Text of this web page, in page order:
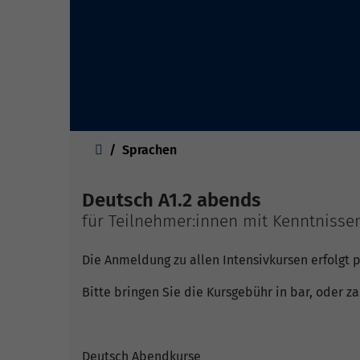
Sprachen
Deutsch A1.2 abends
für Teilnehmer:innen mit
Die Anmeldung zu allen Intensivkursen erfolgt
Bitte bringen Sie die Kursgebühr in bar, oder
Deutsch Abendkurse